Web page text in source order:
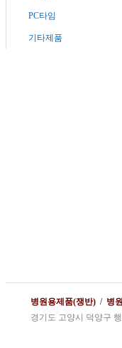
PC타임
기타제품
병원용제품(쟁반) / 병
경기도 고양시 덕양구 행